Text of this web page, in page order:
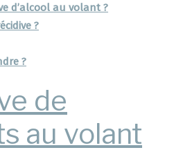
d’alcool au volant ?
?
?
de
au volant